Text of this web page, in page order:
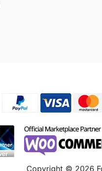
Copyright © 2026